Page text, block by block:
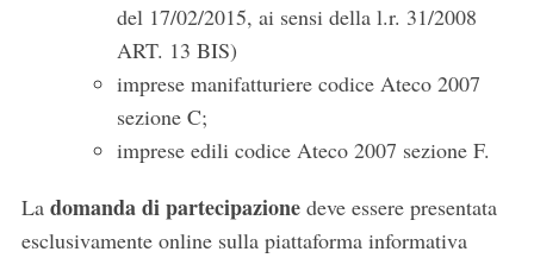
del 17/02/2015, ai sensi della l.r. 31/2008
ART. 13 BIS)
imprese manifatturiere codice Ateco 2007
sezione C;
imprese edili codice Ateco 2007 sezione F.
La domanda di partecipazionedeve essere presentata
esclusivamente online sulla piattaforma informativa